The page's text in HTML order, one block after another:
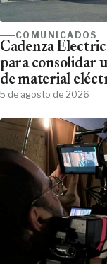
COMUNICADOS
Cadenza
para consolidar
de material
5 de agosto de 2026